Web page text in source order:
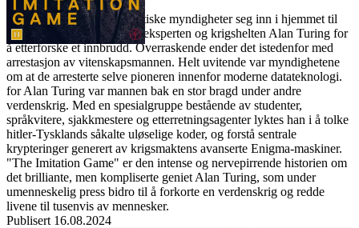
En vinterdag i 1952 tok britiske myndigheter seg inn i hjemmet til
matematikeren, krypteringseksperten og krigshelten Alan Turing for
å etterforske et innbrudd. Overraskende ender det istedenfor med
arrestasjon av vitenskapsmannen. Helt uvitende var myndighetene
om at de arresterte selve pioneren innenfor moderne datateknologi.
for Alan Turing var mannen bak en stor bragd under andre
verdenskrig. Med en spesialgruppe bestående av studenter,
språkvitere, sjakkmestere og etterretningsagenter lyktes han i å tolke
hitler-Tysklands såkalte uløselige koder, og forstå sentrale
krypteringer generert av krigsmaktens avanserte Enigma-maskiner.
"The Imitation Game" er den intense og nervepirrende historien om
det brilliante, men kompliserte geniet Alan Turing, som under
umenneskelig press bidro til å forkorte en verdenskrig og redde
livene til tusenvis av mennesker.
Publisert 16.08.2024